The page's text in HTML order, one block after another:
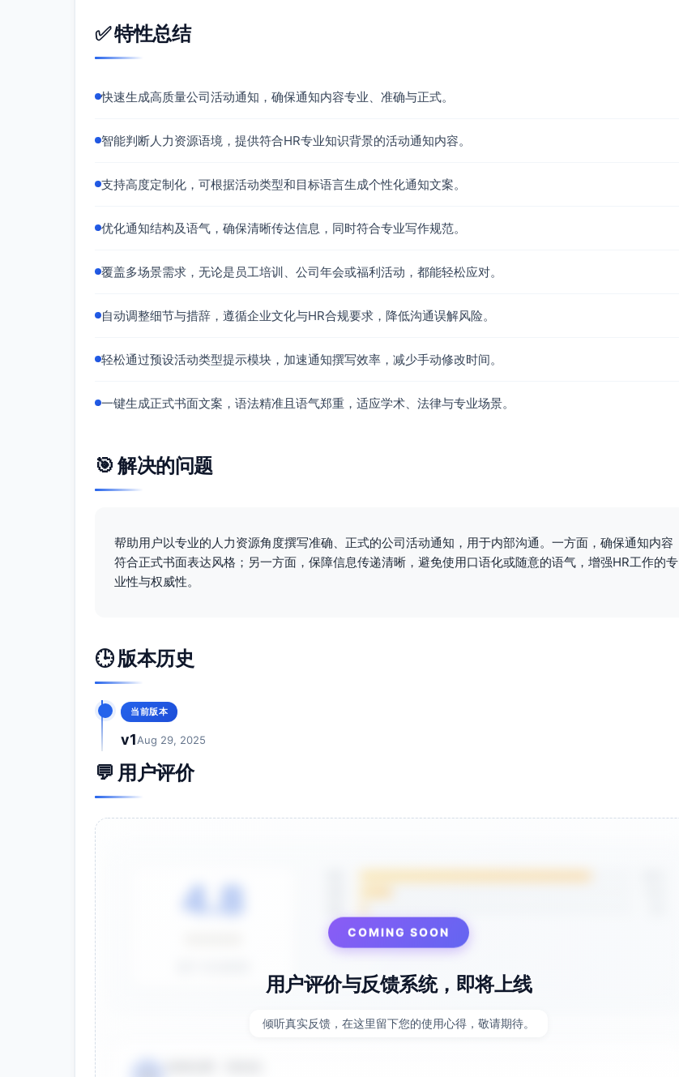
✅ 特性总结
快速生成高质量公司活动通知，确保通知内容专业、准确与正式。
智能判断人力资源语境，提供符合HR专业知识背景的活动通知内容。
支持高度定制化，可根据活动类型和目标语言生成个性化通知文案。
优化通知结构及语气，确保清晰传达信息，同时符合专业写作规范。
覆盖多场景需求，无论是员工培训、公司年会或福利活动，都能轻松应对。
自动调整细节与措辞，遵循企业文化与HR合规要求，降低沟通误解风险。
轻松通过预设活动类型提示模块，加速通知撰写效率，减少手动修改时间。
一键生成正式书面文案，语法精准且语气郑重，适应学术、法律与专业场景。
🎯 解决的问题
帮助用户以专业的人力资源角度撰写准确、正式的公司活动通知，用于内部沟通。一方面，确保通知内容
符合正式书面表达风格；另一方面，保障信息传递清晰，避免使用口语化或随意的语气，增强HR工作的专
业性与权威性。
🕒 版本历史
当前版本
v1Aug 29, 2025
💬 用户评价
4.8
COMING SOON
用户评价与反馈系统，即将上线
倾听真实反馈，在这里留下您的使用心得，敬请期待。